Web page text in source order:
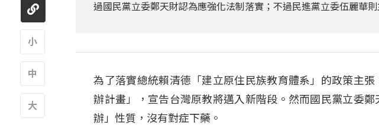
過國民黨立委鄭天財認為應強化法制落實；不過民進黨立委伍麗華
為了落實總統賴清德「建立原住民族教育體系」的政策主
辦計畫」，宣告台灣原教將邁入新階段。然而國民黨立委
辦」性質，沒有對症下藥。